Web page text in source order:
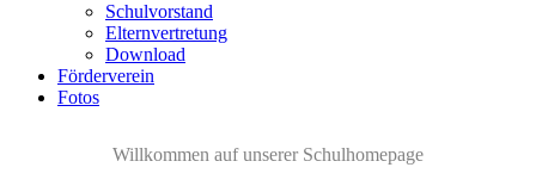
Schulvorstand
Elternvertretung
Download
Förderverein
Fotos
Willkommen auf unserer Schulhomepage